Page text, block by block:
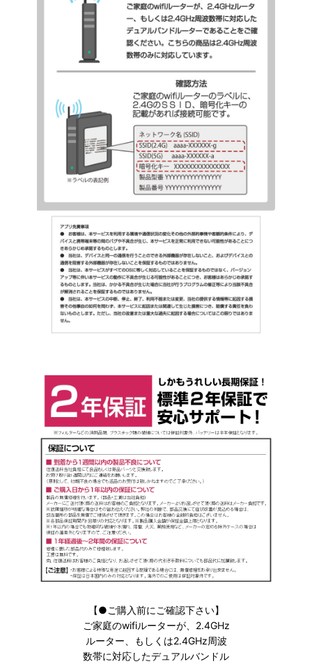
【●ご購入前にご確認下さい】
ご家庭のwifiルーターが、2.4GHz
ルーター、もしくは2.4GHz周波
数帯に対応したデュアルバンドル